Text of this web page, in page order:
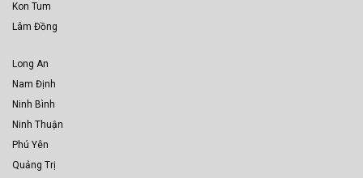
Kon Tum
Lâm Đồng
Long An
Nam Định
Ninh Bình
Ninh Thuận
Phú Yên
Quảng Trị